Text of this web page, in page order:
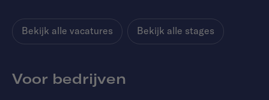
Bekijk alle vacatures Bekijk alle stages
Voor bedrijven